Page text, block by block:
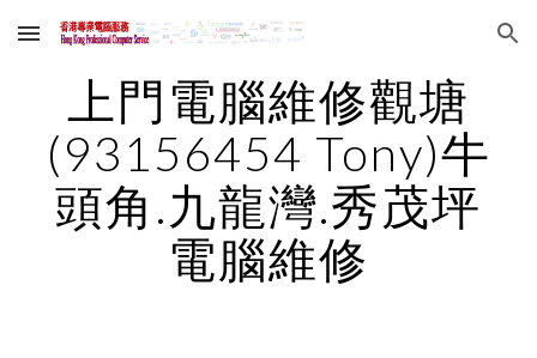
Skip to main content Skip to navigation
上門電腦維修觀塘
(93156454 Tony)牛
頭角.九龍灣.秀茂坪
電腦維修